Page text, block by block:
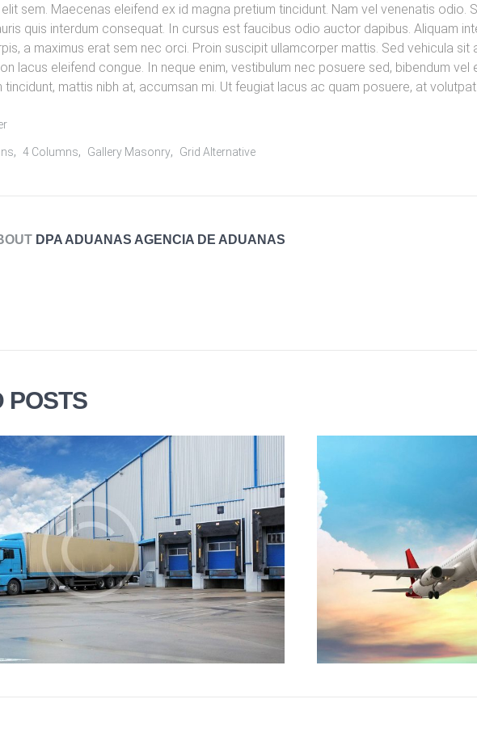
sem. Maecenas eleifend ex id magna pretium tincidunt. Nam vel venenatis odio.
quis interdum consequat. In cursus est faucibus odio auctor dapibus. Aliquam
a maximus erat sem nec orci. Proin suscipit ullamcorper mattis. Sed vehicula sit
lacus eleifend congue. In neque enim, vestibulum nec posuere sed, bibendum vel
tincidunt, mattis nibh at, accumsan mi. Ut feugiat lacus ac quam posuere, at
, 4 Columns, Gallery Masonry, Grid Alternative
DPA ADUANAS AGENCIA DE ADUANAS
POSTS